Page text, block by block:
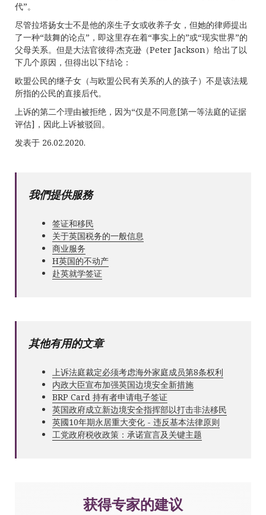
代”。
尽管拉塔扬女士不是他的亲生子女或收养子女，但她的律师提出
了一种“鼓舞的论点”，即这里存在着“事实上的”或“现实世界”的
父母关系。但是大法官彼得·杰克逊（Peter Jackson）给出了以
下几个原因，但得出以下结论：
欧盟公民的继子女（与欧盟公民有关系的人的孩子）不是该法规
所指的公民的直接后代。
上诉的第二个理由被拒绝，因为“仅是不同意[第一等法庭的证据
评估]，因此上诉被驳回。
发表于 26.02.2020.
我們提供服務
签证和移民
关于英国税务的一般信息
商业服务
Н英国的不动产
赴英就学签证
其他有用的文章
上诉法庭裁定必须考虑海外家庭成员第8条权利
内政大臣宣布加强英国边境安全新措施
BRP Card 持有者申请电子签证
英国政府成立新边境安全指挥部以打击非法移民
英國10年期永居重大变化 - 违反基本法律原则
工党政府税收政策：承诺宣言及关键主题
获得专家的建议